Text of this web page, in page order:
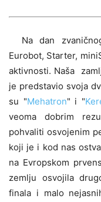
Na dan
Eurobot, Starter,
aktivnosti. Naša
je predstavio svoja
su "Mehatron" i "
veoma dobrim
pohvaliti osvojenim
koji je i kod nas
na Evropskom
zemlju osvojila
finala i malo